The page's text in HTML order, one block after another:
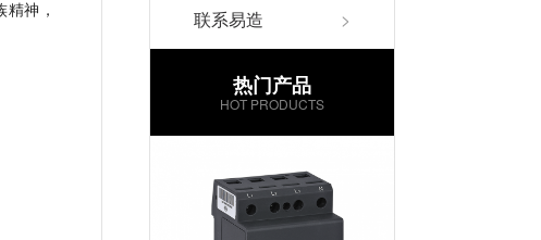
神，
联系易造 >
热门产品
HOT PRODUCTS